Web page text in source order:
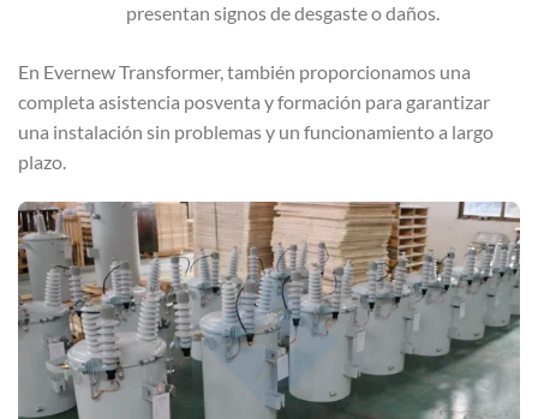
presentan signos de desgaste o daños.
En Evernew Transformer, también proporcionamos una
completa asistencia posventa y formación para garantizar
una instalación sin problemas y un funcionamiento a largo
plazo.